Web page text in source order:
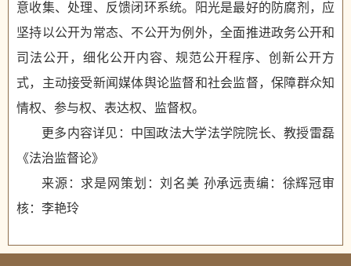
意收集、处理、反馈闭环系统。阳光是最好的防腐剂，应
坚持以公开为常态、不公开为例外，全面推进政务公开和
司法公开，细化公开内容、规范公开程序、创新公开方
式，主动接受新闻媒体舆论监督和社会监督，保障群众知
情权、参与权、表达权、监督权。
更多内容详见：中国政法大学法学院院长、教授雷磊
《法治监督论》
来源：求是网策划：刘名美 孙承远责编：徐辉冠审
核：李艳玲